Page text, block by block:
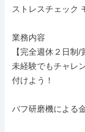
ストレスチェック
業務内容
【完全週休２日制
未経験でもチャレ
付けよう！
バフ研磨機による